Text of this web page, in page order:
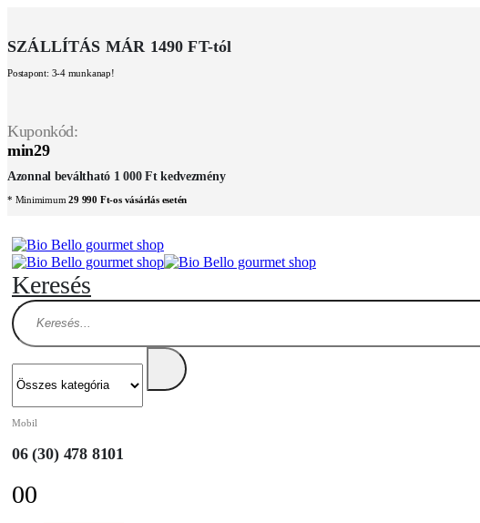
SZÁLLÍTÁS MÁR 1490 FT-tól
Postapont: 3-4 munkanap!
Kuponkód:
min29
Azonnal beváltható 1 000 Ft kedvezmény
* Minimimum29 990 Ft-os vásárlás esetén
Keresés
Mobil
06 (30) 478 8101
00